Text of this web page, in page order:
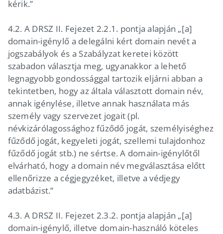
kérik.”
4.2. A DRSZ II. Fejezet 2.2.1. pontja alapján „[a]
domain-igénylő a delegálni kért domain nevét a
jogszabályok és a Szabályzat keretei között
szabadon választja meg, ugyanakkor a lehető
legnagyobb gondossággal tartozik eljárni abban a
tekintetben, hogy az általa választott domain név,
annak igénylése, illetve annak használata más
személy vagy szervezet jogait (pl.
névkizárólagossághoz fűződő jogát, személyiséghez
fűződő jogát, kegyeleti jogát, szellemi tulajdonhoz
fűződő jogát stb.) ne sértse. A domain-igénylőtől
elvárható, hogy a domain név megválasztása előtt
ellenőrizze a cégjegyzéket, illetve a védjegy
adatbázist.”
4.3. A DRSZ II. Fejezet 2.3.2. pontja alapján „[a]
domain-igénylő, illetve domain-használó köteles